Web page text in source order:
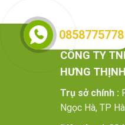
CÔNG TY
HƯNG
Trụ sở chính :
Ngọc Hà, TP
0858775778